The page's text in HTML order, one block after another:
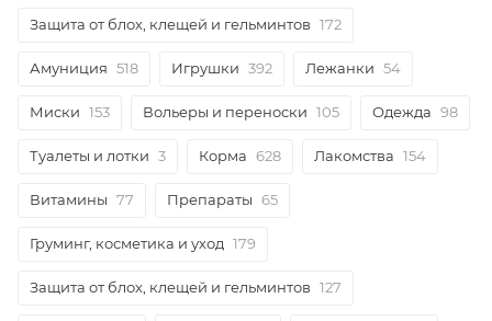
Защита от блох, клещей и гельминтов 172
Амуниция 518 Игрушки 392 Лежанки 54
Миски 153 Вольеры и переноски 105 Одежда 98
Туалеты и лотки 3 Корма 628 Лакомства 154
Витамины 77 Препараты 65
Груминг, косметика и уход 179
Защита от блох, клещей и гельминтов 127